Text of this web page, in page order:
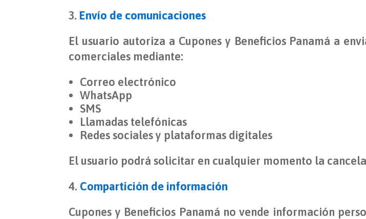
Envío de comunicaciones
El usuario autoriza a Cupones y Beneficios Panamá a
comerciales mediante:
Correo electrónico
WhatsApp
SMS
Llamadas telefónicas
Redes sociales y plataformas digitales
El usuario podrá solicitar en cualquier momento la
Compartición de información
Cupones y Beneficios Panamá no vende información